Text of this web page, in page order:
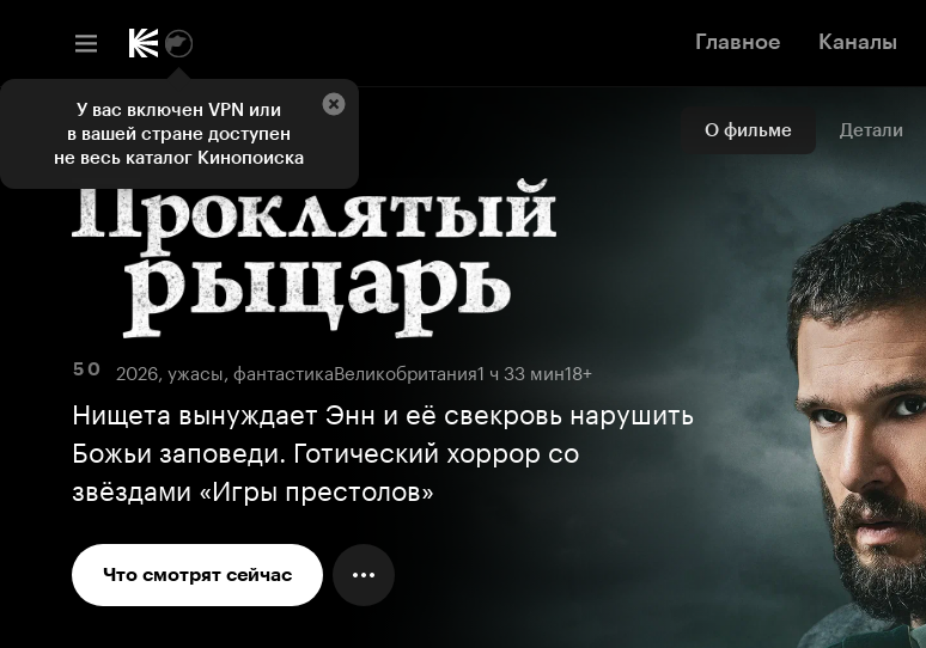
Главное Каналы
О фильме Детали
5 0 2026, ужасы, фантастикаВеликобритания1 ч 33 мин18+
Нищета вынуждает Энн и её свекровь нарушить
Божьи заповеди. Готический хоррор со
звёздами «Игры престолов»
Что смотрят сейчас
У вас включен VPN или
в вашей стране доступен
не весь каталог Кинопоиска